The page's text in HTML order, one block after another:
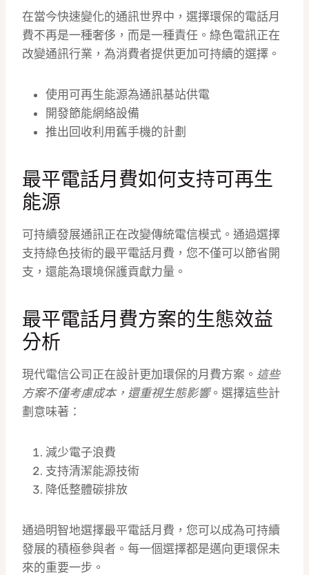
在當今快速變化的通訊世界中，選擇環保的電話月
費不再是一種奢侈，而是一種責任。綠色電訊正在
改變通訊行業，為消費者提供更加可持續的選擇。
使用可再生能源為通訊基站供電
開發節能網絡設備
推出回收利用舊手機的計劃
最平電話月費如何支持可再生
能源
可持續發展通訊正在改變傳統電信模式。通過選擇
支持綠色技術的最平電話月費，您不僅可以節省開
支，還能為環境保護貢獻力量。
最平電話月費方案的生態效益
分析
現代電信公司正在設計更加環保的月費方案。 這些
方案不僅考慮成本，還重視生態影響。選擇這些計
劃意味著：
減少電子浪費
支持清潔能源技術
降低整體碳排放
通過明智地選擇最平電話月費，您可以成為可持續
發展的積極參與者。每一個選擇都是邁向更環保未
來的重要一步。